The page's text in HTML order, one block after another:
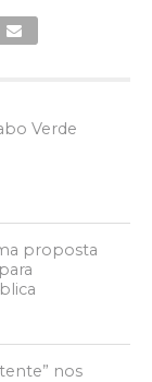
Verde
proposta
nos